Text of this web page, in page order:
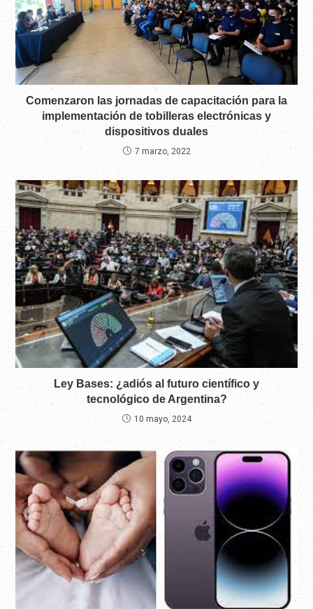
Comenzaron las jornadas de capacitación para la
implementación de tobilleras electrónicas y
dispositivos duales
7 marzo, 2022
Ley Bases: ¿adiós al futuro científico y
tecnológico de Argentina?
10 mayo, 2024